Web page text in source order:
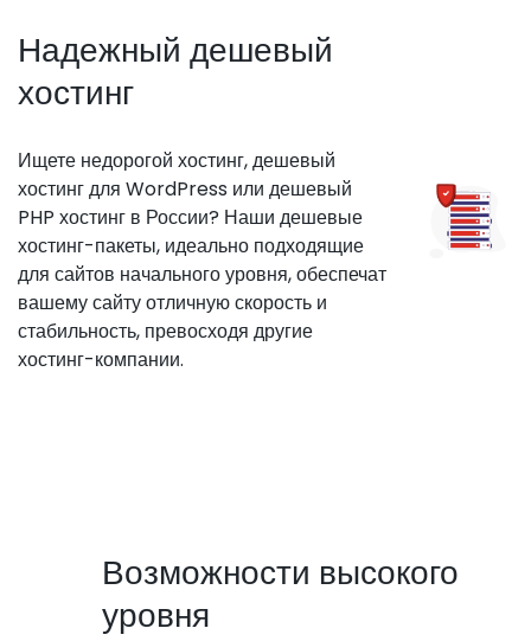
Надежный дешевый
хостинг
Ищете недорогой хостинг, дешевый
хостинг для WordPress или дешевый
PHP хостинг в России? Наши дешевые
хостинг-пакеты, идеально подходящие
для сайтов начального уровня, обеспечат
вашему сайту отличную скорость и
стабильность, превосходя другие
хостинг-компании.
Возможности высокого
уровня